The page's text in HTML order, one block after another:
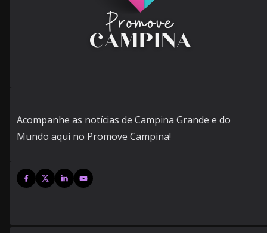
Acompanhe as notícias de Campina Grande e do
Mundo aqui no Promove Campina!